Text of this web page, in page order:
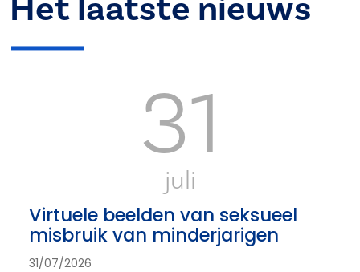
31
juli
Virtuele beelden van seksueel
misbruik van minderjarigen
31/07/2026